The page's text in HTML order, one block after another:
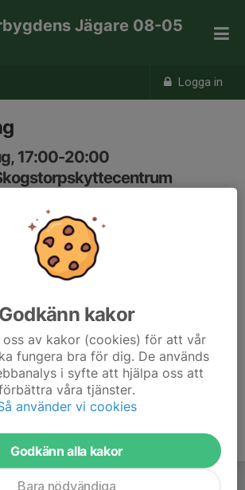
Logga in
Jägare 08-05
17:00-20:00
Godkänn kakor
oss av kakor (cookies) för att vår
fungera bra för dig. De används
i syfte att hjälpa oss att
våra tjänster.
använder vi cookies
Godkänn alla kakor
Bara nödvändiga